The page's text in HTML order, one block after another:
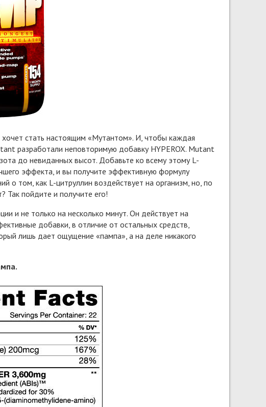
стать настоящим «Мутантом». И, чтобы каждая
разработали неповторимую добавку HYPEROX. Mutant
до невиданных высот. Добавьте ко всему этому L-
эффекта, и вы получите эффективную формулу
о том, как L-цитруллин воздействует на организм, но, по
Так пойдите и получите его!
и не только на несколько минут. Он действует на
добавки, в отличие от остальных средств,
лишь дает ощущение «пампа», а на деле никакого